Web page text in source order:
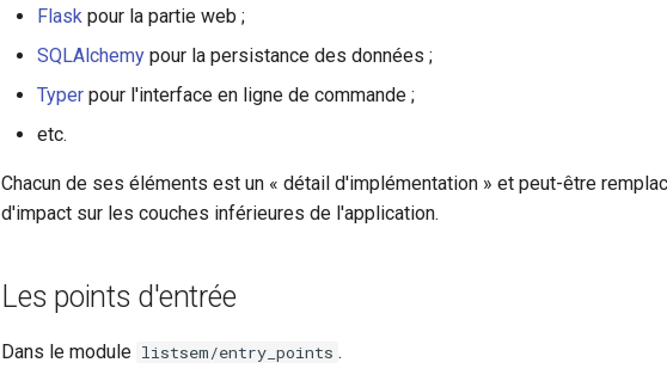
Flask pour la partie web ;
SQLAlchemy pour la persistance des données ;
Typer pour l'interface en ligne de commande ;
etc.
Chacun de ses éléments est un « détail d'implémentation » et peut-être
d'impact sur les couches inférieures de l'application.
Les points d'entrée
Dans le module listsem/entry_points .